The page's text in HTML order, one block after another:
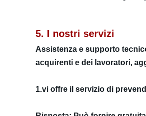
5. I nostri servizi
Assistenza e supporto
acquirenti e dei lavoratori,
1.vi offre il servizio di